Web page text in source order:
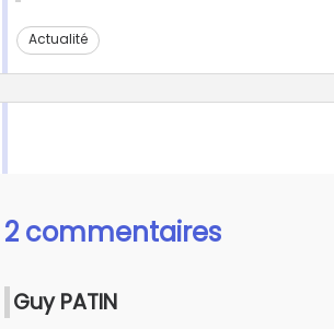
Actualité
2 commentaires
Guy PATIN